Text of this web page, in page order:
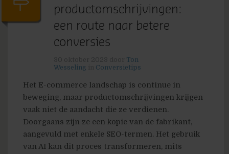
productomschrijvingen:
een route naar betere
conversies
Ton
Wesseling
Conversietips
Het E-commerce landschap is continue in
beweging, maar productomschrijvingen krijgen
vaak niet de aandacht die ze verdienen.
Doorgaans zijn ze een kopie van de fabrikant,
aangevuld met enkele SEO-termen. Het gebruik
van AI kan dit proces transformeren, mits